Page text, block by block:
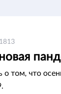
1813
о том, что